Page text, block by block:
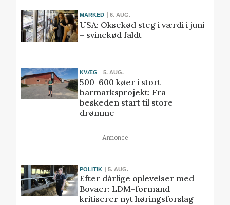
MARKED 6. AUG.
USA: Oksekød steg i værdi i juni
– svinekød faldt
KVÆG 5. AUG.
500-600 køer i stort
barmarksprojekt: Fra
beskeden start til store
drømme
Annonce
POLITIK 5. AUG.
Efter dårlige oplevelser med
Bovaer: LDM-formand
kritiserer nyt høringsforslag